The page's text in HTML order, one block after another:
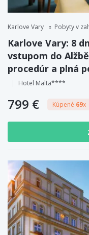
Karlove Vary Pobyty v
Karlove Vary: 8
vstupom do
procedúr a plná
Hotel Malta****
799 € Kúpené 69x